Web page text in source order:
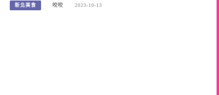
新北美食 咬咬 2023-10-13